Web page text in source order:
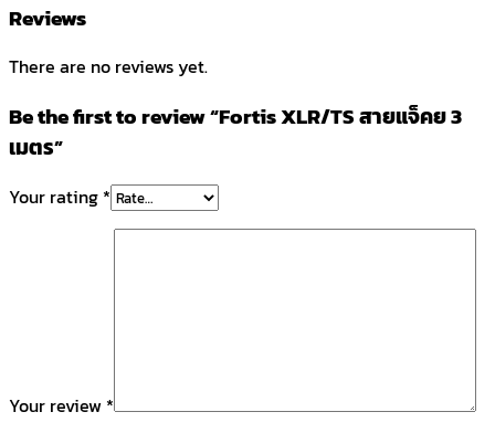
Reviews
There are no reviews yet.
Be the first to review “Fortis XLR/TS สายแจ็คย 3
เมตร”
Your rating *
Your review *